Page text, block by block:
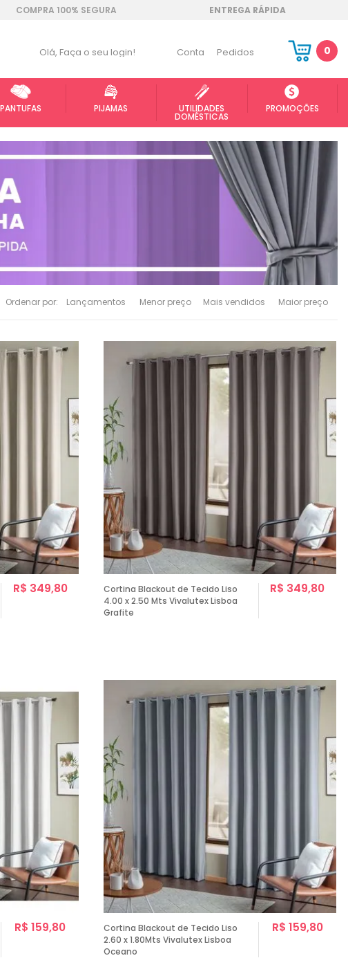
COMPRA 100% SEGURA ENTREGA RÁPIDA
Olá, Faça o seu login! Conta Pedidos 0
PANTUFAS PIJAMAS UTILIDADES
DOMÉSTICAS
PROMOÇÕES
Ordenar por: Lançamentos Menor preço Mais vendidos Maior preço
R$ 349,80
Cortina Blackout de Tecido Liso
4.00 x 2.50 Mts Vivalutex Lisboa
Grafite
R$ 349,80
R$ 159,80
Cortina Blackout de Tecido Liso
2.60 x 1.80Mts Vivalutex Lisboa
Oceano
R$ 159,80